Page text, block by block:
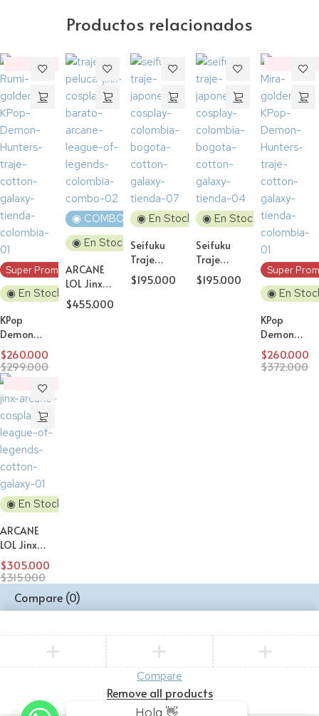
Productos relacionados
Super Promo!
◉ En Stock
Descuento
KPop
Demon
Hunters
Rumi
Golden
cosplay【R】
$299.000
$260.000
◉ COMBO
◉ En Stock
ARCANE
LOL Jinx
traje y
Peluca
$455.000
◉ En Stock
Seifuku
Traje
Escolar
Japones
$195.000
◉ En Stock
Seifuku
Traje
Escolar
Japones
$195.000
Super
◉ En
Descuento
KPop
Demon
Hunters
Mira
Golden
$372.000
$260.000
◉ En Stock
Descuento
ARCANE
LOL Jinx
traje
cosplay【SR】
$315.000
$305.000
Compare (0)
Compare
Remove all products
Hola 👋